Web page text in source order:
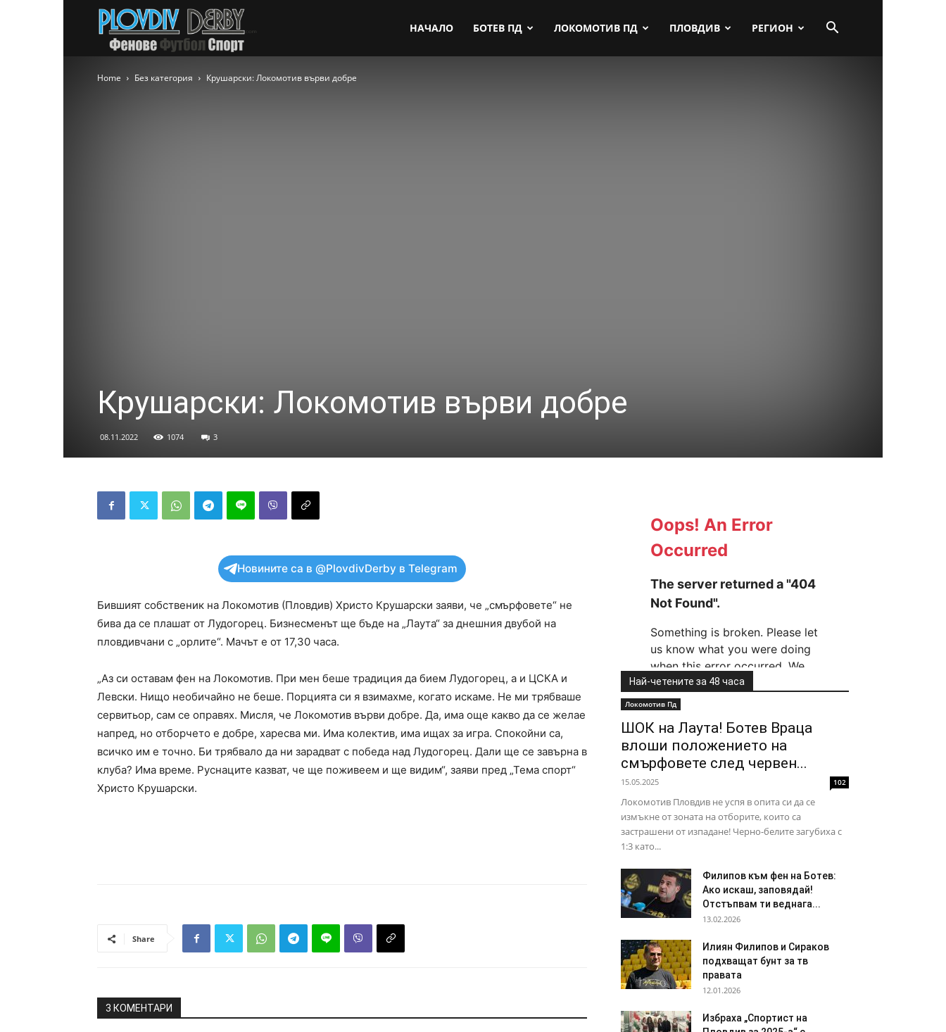
НАЧАЛО БОТЕВ ПД ЛОКОМОТИВ ПД ПЛОВДИВ РЕГИОН
Home Без категория Крушарски: Локомотив върви добре
Крушарски: Локомотив върви добре
08.11.2022 1074 3
Новините са в @PlovdivDerby в Telegram
Бившият собственик на Локомотив (Пловдив) Христо Крушарски заяви, че „смърфовете“ не
бива да се плашат от Лудогорец. Бизнесменът ще бъде на „Лаута“ за днешния двубой на
пловдивчани с „орлите“. Мачът е от 17,30 часа.
„Аз си оставам фен на Локомотив. При мен беше традиция да бием Лудогорец, а и ЦСКА и
Левски. Нищо необичайно не беше. Порцията си я взимахме, когато искаме. Не ми трябваше
сервитьор, сам се оправях. Мисля, че Локомотив върви добре. Да, има още какво да се желае
напред, но отборчето е добре, харесва ми. Има колектив, има ищах за игра. Спокойни са,
всичко им е точно. Би трябвало да ни зарадват с победа над Лудогорец. Дали ще се завърна в
клуба? Има време. Руснаците казват, че ще поживеем и ще видим“, заяви пред „Тема спорт“
Христо Крушарски.
Share
3 КОМЕНТАРИ
Най-четените за 48 часа
Локомотив Пд
ШОК на Лаута! Ботев Враца
влоши положението на
смърфовете след червен...
15.05.2025 102
Локомотив Пловдив не успя в опита си да се
измъкне от зоната на отборите, които са
застрашени от изпадане! Черно-белите загубиха с
1:3 като...
Филипов към фен на Ботев:
Ако искаш, заповядай!
Отстъпвам ти веднага...
13.02.2026
Илиян Филипов и Сираков
подхващат бунт за тв
правата
12.01.2026
Избраха „Спортист на